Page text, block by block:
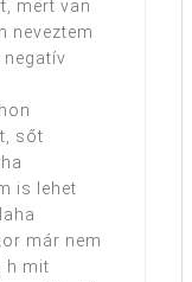
mert van
neveztem
sőt
is lehet
már nem
h mit